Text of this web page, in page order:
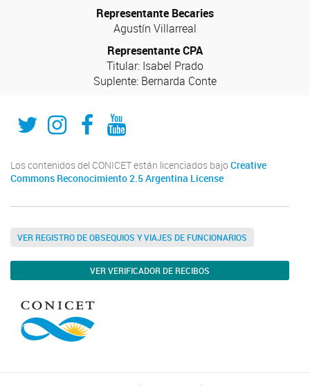
Representante Becaries
Agustín Villarreal
Representante CPA
Titular: Isabel Prado
Suplente: Bernarda Conte
Twitter
Instagram
Fecebook
Youtube
Los contenidos del CONICET están licenciados bajo Creative
Commons Reconocimiento 2.5 Argentina License
VER REGISTRO DE OBSEQUIOS Y VIAJES DE FUNCIONARIOS
VER VERIFICADOR DE RECIBOS